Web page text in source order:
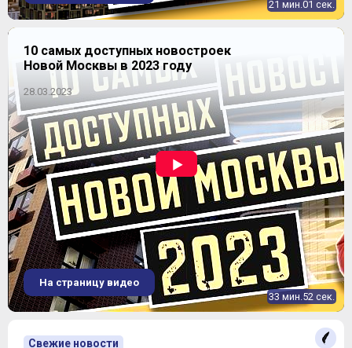
21 мин.01 сек.
10 самых доступных новостроек
Новой Москвы в 2023 году
28.03.2023
33 мин.52 сек.
На страницу видео
Свежие новости